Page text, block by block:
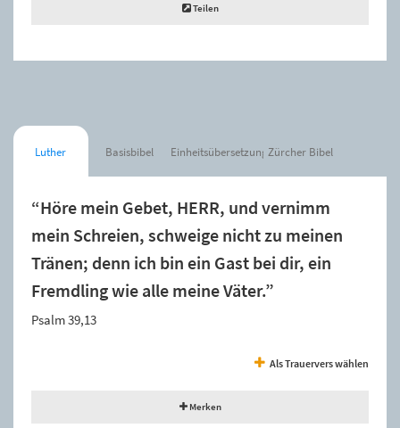
Teilen
Luther Basisbibel Einheitsübersetzung Zürcher Bibel
“Höre mein Gebet, HERR, und vernimm
mein Schreien, schweige nicht zu meinen
Tränen; denn ich bin ein Gast bei dir, ein
Fremdling wie alle meine Väter.”
Psalm 39,13
Als Trauervers wählen
Merken